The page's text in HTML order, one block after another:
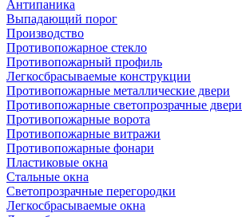
Антипаника
Выпадающий порог
Производство
Противопожарное стекло
Противопожарный профиль
Легкосбрасываемые конструкции
Противопожарные металлические двери
Противопожарные светопрозрачные двери
Противопожарные ворота
Противопожарные витражи
Противопожарные фонари
Пластиковые окна
Стальные окна
Светопрозрачные перегородки
Легкосбрасываемые окна